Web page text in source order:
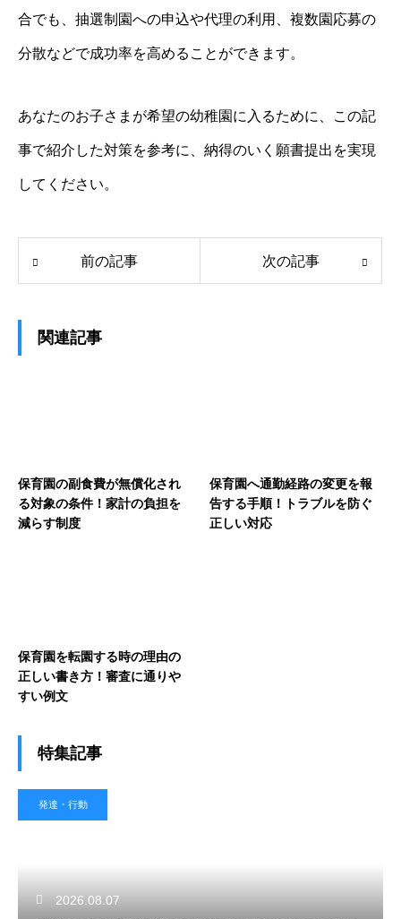
合でも、抽選制園への申込や代理の利用、複数園応募の
分散などで成功率を高めることができます。
あなたのお子さまが希望の幼稚園に入るために、この記
事で紹介した対策を参考に、納得のいく願書提出を実現
してください。
前の記事 次の記事
関連記事
保育園の副食費が無償化され
る対象の条件！家計の負担を
減らす制度
保育園へ通勤経路の変更を報
告する手順！トラブルを防ぐ
正しい対応
保育園を転園する時の理由の
正しい書き方！審査に通りや
すい例文
特集記事
発達・行動
2026.08.07